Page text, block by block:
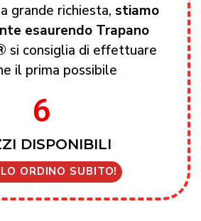
grande richiesta, stiamo
esaurendo Trapano
si consiglia di effettuare
il prima possibile
DISPONIBILI
6
ORDINO SUBITO!